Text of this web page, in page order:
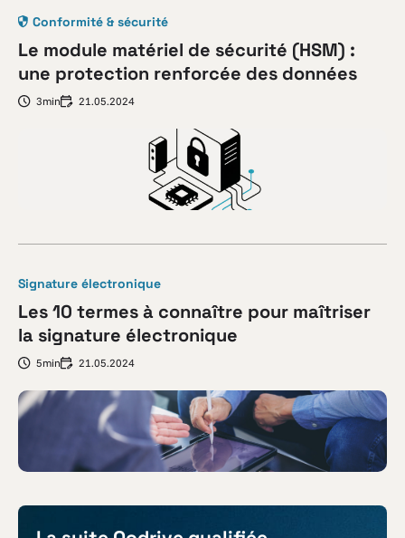
Conformité & sécurité
Le module matériel de sécurité (HSM) :
une protection renforcée des données
3min 21.05.2024
Signature électronique
Les 10 termes à connaître pour maîtriser
la signature électronique
5min 21.05.2024